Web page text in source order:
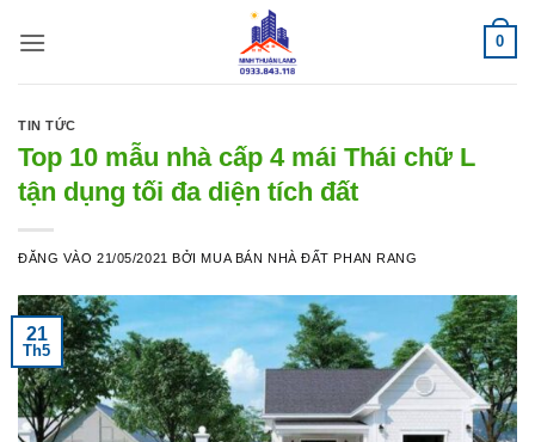
qua
0
TIN TỨC
Top 10 mẫu nhà cấp 4 mái Thái chữ L
tận dụng tối đa diện tích đất
ĐĂNG VÀO21/05/2021 BỞI MUA BÁN NHÀ ĐẤT PHAN RANG
21
Th5